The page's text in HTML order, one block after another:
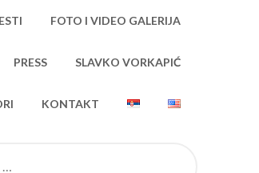
FOTO I VIDEO GALERIJA
PRESS SLAVKO VORKAPIĆ
KONTAKT